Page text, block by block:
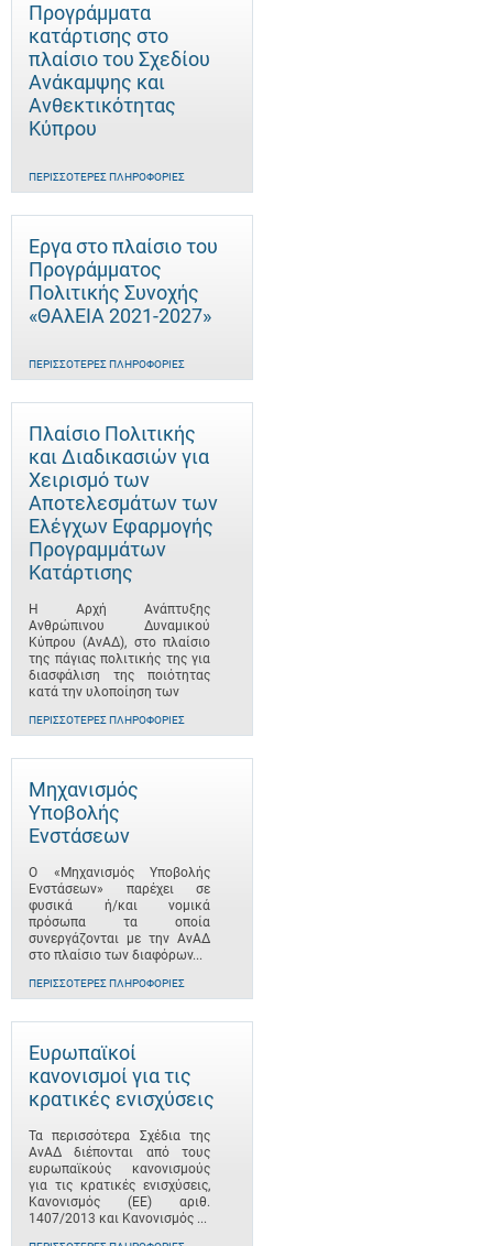
Προγράμματα
κατάρτισης στο
πλαίσιο του Σχεδίου
Ανάκαμψης και
Ανθεκτικότητας
Κύπρου
ΠΕΡΙΣΣΌΤΕΡΕΣ ΠΛΗΡΟΦΟΡΊΕΣ
Έργα στο πλαίσιο του
Προγράμματος
Πολιτικής Συνοχής
«ΘΑλΕΙΑ 2021-2027»
ΠΕΡΙΣΣΌΤΕΡΕΣ ΠΛΗΡΟΦΟΡΊΕΣ
Πλαίσιο Πολιτικής
και Διαδικασιών για
Χειρισμό των
Αποτελεσμάτων των
Ελέγχων Εφαρμογής
Προγραμμάτων
Κατάρτισης
Η Αρχή Ανάπτυξης
Ανθρώπινου Δυναμικού
Κύπρου (ΑνΑΔ), στο πλαίσιο
της πάγιας πολιτικής της για
διασφάλιση της ποιότητας
κατά την υλοποίηση των
ΠΕΡΙΣΣΌΤΕΡΕΣ ΠΛΗΡΟΦΟΡΊΕΣ
Μηχανισμός
Υποβολής
Ενστάσεων
Ο «Μηχανισμός Υποβολής
Ενστάσεων» παρέχει σε
φυσικά ή/και νομικά
πρόσωπα τα οποία
συνεργάζονται με την ΑνΑΔ
στο πλαίσιο των διαφόρων...
ΠΕΡΙΣΣΌΤΕΡΕΣ ΠΛΗΡΟΦΟΡΊΕΣ
Ευρωπαϊκοί
κανονισμοί για τις
κρατικές ενισχύσεις
Τα περισσότερα Σχέδια της
ΑνΑΔ διέπονται από τους
ευρωπαϊκούς κανονισμούς
για τις κρατικές ενισχύσεις,
Κανονισμός (ΕΕ) αριθ.
1407/2013 και Κανονισμός ...